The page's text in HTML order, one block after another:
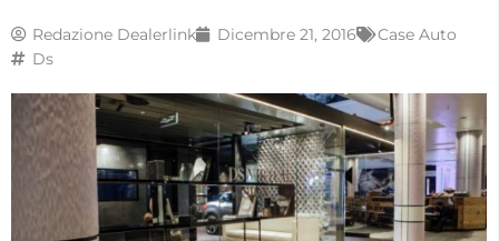
Redazione Dealerlink Dicembre 21, 2016
Case Auto
Ds